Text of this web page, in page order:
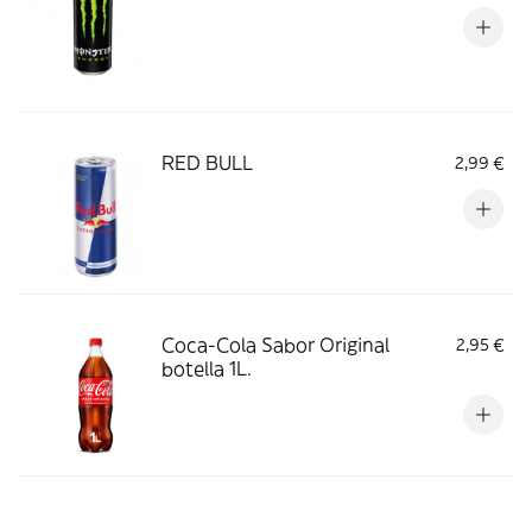
RED BULL 2,99 €
Coca-Cola Sabor Original
botella 1L.
2,95 €